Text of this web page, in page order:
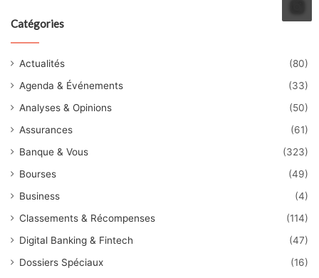
Catégories
Actualités
(80)
Agenda & Événements
(33)
Analyses & Opinions
(50)
Assurances
(61)
Banque & Vous
(323)
Bourses
(49)
Business
(4)
Classements & Récompenses
(114)
Digital Banking & Fintech
(47)
Dossiers Spéciaux
(16)